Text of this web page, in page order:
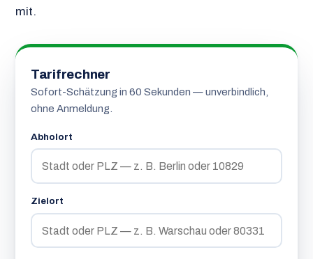
mit.
Tarifrechner
Sofort-Schätzung in 60 Sekunden — unverbindlich,
ohne Anmeldung.
Abholort
Zielort